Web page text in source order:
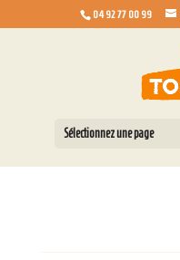
04 92 77 00 99
Sélectionnez une page